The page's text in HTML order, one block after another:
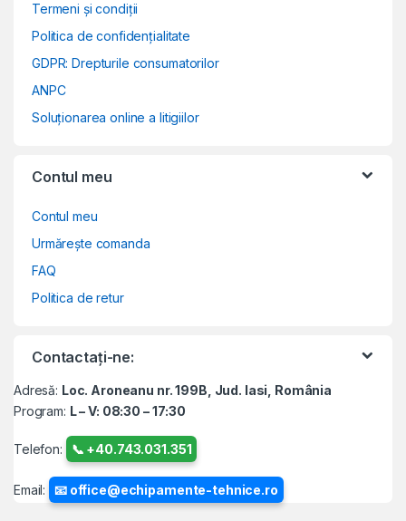
Termeni și condiții
Politica de confidențialitate
GDPR: Drepturile consumatorilor
ANPC
Soluționarea online a litigiilor
Contul meu
Contul meu
Urmărește comanda
FAQ
Politica de retur
Contactați-ne:
Adresă: Loc. Aroneanu nr. 199B, Jud. Iasi, România
Program: L – V: 08:30 – 17:30
Telefon: 📞 +40.743.031.351
Email: 📧 office@echipamente-tehnice.ro